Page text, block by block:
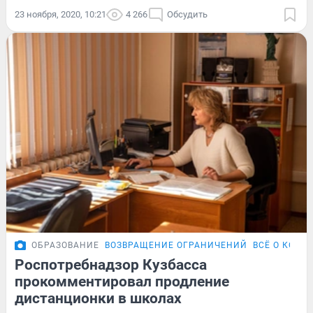
23 ноября, 2020, 10:21 4 266 Обсудить
ОБРАЗОВАНИЕ ВОЗВРАЩЕНИЕ ОГРАНИЧЕНИЙ ВСЁ О
Роспотребнадзор Кузбасса
прокомментировал продление
дистанционки в школах